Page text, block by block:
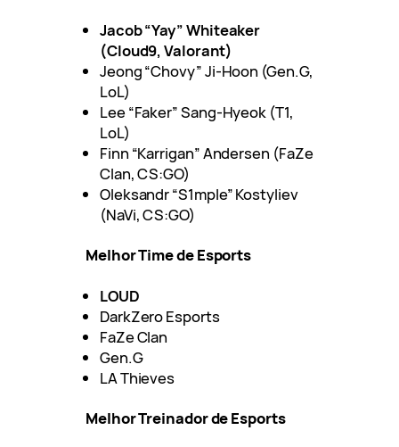
Jacob “Yay” Whiteaker
(Cloud9, Valorant)
Jeong “Chovy” Ji-Hoon (Gen.G,
LoL)
Lee “Faker” Sang-Hyeok (T1,
LoL)
Finn “Karrigan” Andersen (FaZe
Clan, CS:GO)
Oleksandr “S1mple” Kostyliev
(NaVi, CS:GO)
Melhor Time de Esports
LOUD
DarkZero Esports
FaZe Clan
Gen.G
LA Thieves
Melhor Treinador de Esports